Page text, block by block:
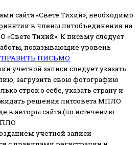
сайта «Свете Тихий», необходимо
в члены литобъединения на
«Свете Тихий». К письму следует
показывающие уровень
ПИСЬМО
учетной записи следует указать
загрузить свою фотографию
строк о себе, указать страну и
решения литсовета МПЛО
в авторы сайта (по истечению
учётной записи